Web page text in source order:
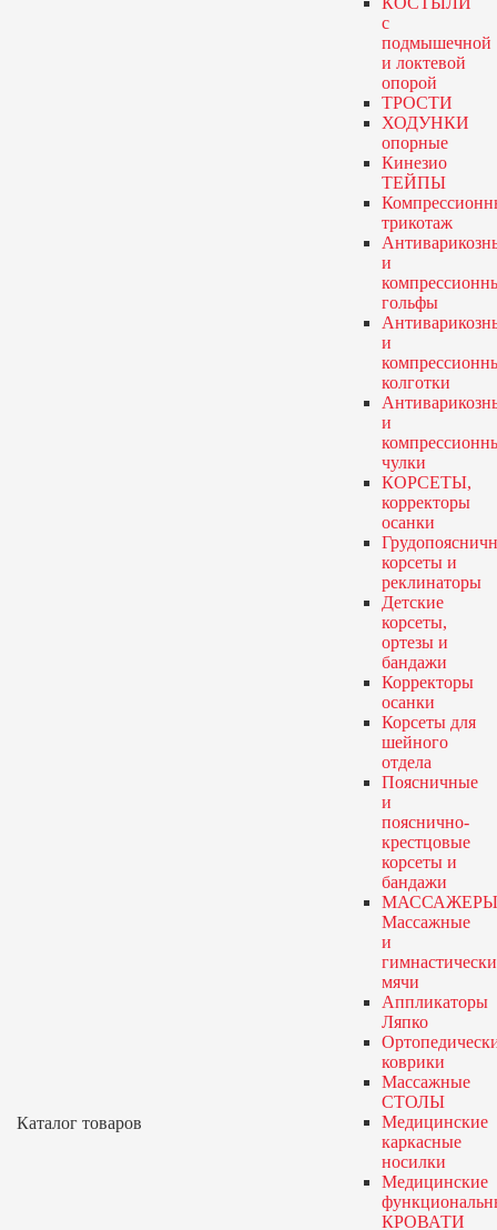
Каталог товаров
с
подмышечной
и локтевой
опорой
ТРОСТИ
ХОДУНКИ
опорные
Кинезио
ТЕЙПЫ
трикотаж
и
гольфы
и
колготки
и
чулки
КОРСЕТЫ,
корректоры
осанки
корсеты и
реклинаторы
Детские
корсеты,
ортезы и
бандажи
Корректоры
осанки
Корсеты для
шейного
отдела
Поясничные
и
пояснично-
крестцовые
корсеты и
бандажи
Массажные
и
мячи
Аппликаторы
Ляпко
коврики
Массажные
СТОЛЫ
Медицинские
каркасные
носилки
Медицинские
КРОВАТИ